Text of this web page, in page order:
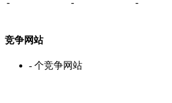
竞争网站
- 个竞争网站